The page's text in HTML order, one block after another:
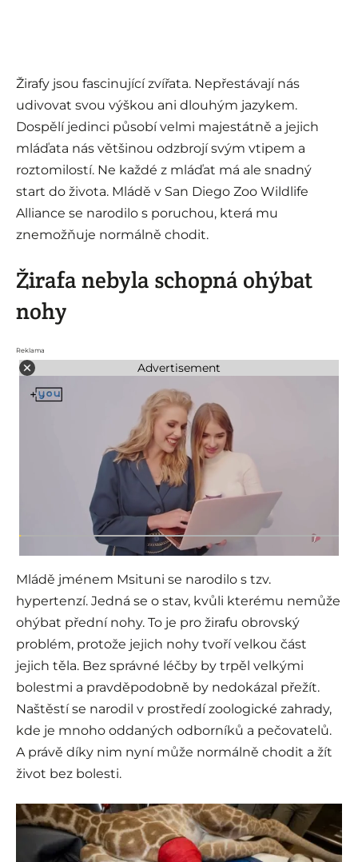
Žirafy jsou fascinující zvířata. Nepřestávají nás
udivovat svou výškou ani dlouhým jazykem.
Dospělí jedinci působí velmi majestátně a jejich
mláďata nás většinou odzbrojí svým vtipem a
roztomilostí. Ne každé z mláďat má ale snadný
start do života. Mládě v San Diego Zoo Wildlife
Alliance se narodilo s poruchou, která mu
znemožňuje normálně chodit.
Žirafa nebyla schopná ohýbat
nohy
Reklama
Advertisement
Mládě jménem Msituni se narodilo s tzv.
hypertenzí. Jedná se o stav, kvůli kterému nemůže
ohýbat přední nohy. To je pro žirafu obrovský
problém, protože jejich nohy tvoří velkou část
jejich těla. Bez správné léčby by trpěl velkými
bolestmi a pravděpodobně by nedokázal přežít.
Naštěstí se narodil v prostředí zoologické zahrady,
kde je mnoho oddaných odborníků a pečovatelů.
A právě díky nim nyní může normálně chodit a žít
život bez bolesti.